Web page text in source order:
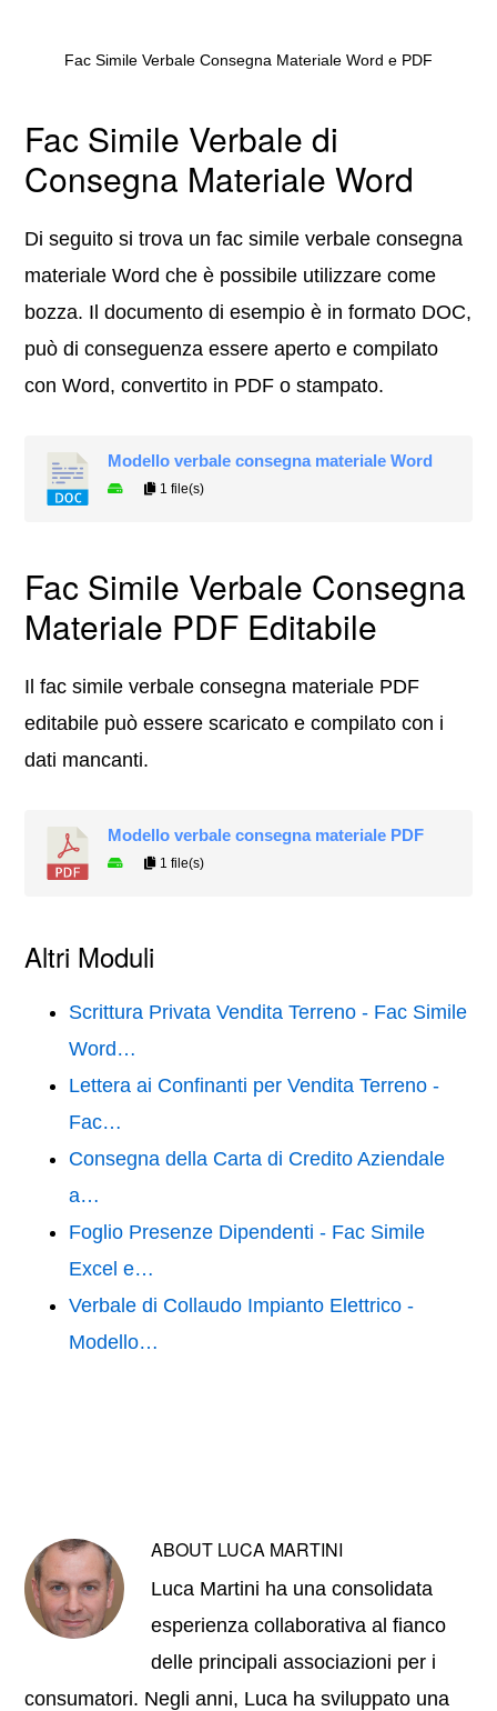
Fac Simile Verbale Consegna Materiale Word e PDF
Fac Simile Verbale di
Consegna Materiale Word
Di seguito si trova un fac simile verbale consegna
materiale Word che è possibile utilizzare come
bozza. Il documento di esempio è in formato DOC,
può di conseguenza essere aperto e compilato
con Word, convertito in PDF o stampato.
Modello verbale consegna materiale Word
1 file(s)
Fac Simile Verbale Consegna
Materiale PDF Editabile
Il fac simile verbale consegna materiale PDF
editabile può essere scaricato e compilato con i
dati mancanti.
Modello verbale consegna materiale PDF
1 file(s)
Altri Moduli
Scrittura Privata Vendita Terreno - Fac Simile
Word…
Lettera ai Confinanti per Vendita Terreno -
Fac…
Consegna della Carta di Credito Aziendale
a…
Foglio Presenze Dipendenti - Fac Simile
Excel e…
Verbale di Collaudo Impianto Elettrico -
Modello…
ABOUT LUCA MARTINI
Luca Martini ha una consolidata
esperienza collaborativa al fianco
delle principali associazioni per i
consumatori. Negli anni, Luca ha sviluppato una